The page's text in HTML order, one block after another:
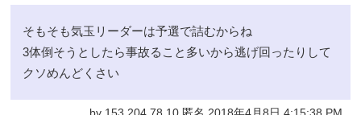
そもそも気玉リーダーは予選で詰むからね
3体倒そうとしたら事故ること多いから逃げ回ったりして
クソめんどくさい